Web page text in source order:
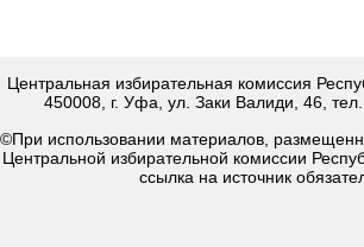
Центральная избирательная комиссия
450008, г. Уфа, ул. Заки Валиди, 46,
©При использовании материалов,
Центральной избирательной комиссии
ссылка на источник